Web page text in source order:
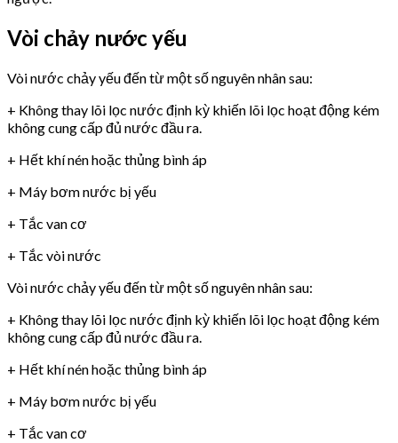
Vòi chảy nước yếu
Vòi nước chảy yếu đến từ một số nguyên nhân sau:
+ Không thay lõi lọc nước định kỳ khiến lõi lọc hoạt động kém
không cung cấp đủ nước đầu ra.
+ Hết khí nén hoặc thủng bình áp
+ Máy bơm nước bị yếu
+ Tắc van cơ
+ Tắc vòi nước
Vòi nước chảy yếu đến từ một số nguyên nhân sau:
+ Không thay lõi lọc nước định kỳ khiến lõi lọc hoạt động kém
không cung cấp đủ nước đầu ra.
+ Hết khí nén hoặc thủng bình áp
+ Máy bơm nước bị yếu
+ Tắc van cơ